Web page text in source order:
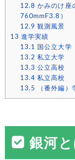
12.8 かみのけ
760mmF3.8）
12.9 観測風景
13 進学実績
13.1 国公立大学
13.2 私立大学
13.3 公立高校
13.4 私立高校
13.5
（番外編
銀河